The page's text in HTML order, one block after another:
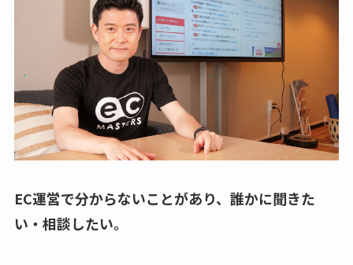
EC運営で分からないことがあり、誰かに聞きた
い・相談したい。